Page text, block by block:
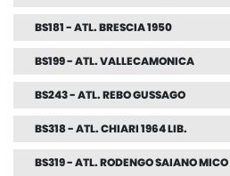
BS181 - ATL. BRESCIA 1950
BS199 - ATL. VALLECAMONICA
BS243 - ATL. REBO GUSSAGO
BS318 - ATL. CHIARI 1964 LIB.
BS319 - ATL. RODENGO SAIANO MICO